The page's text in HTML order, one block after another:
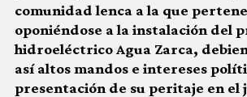
comunidad lenca a la que
oponiéndose a la instalación del
hidroeléctrico Agua Zarca,
así altos mandos e intereses
presentación de su peritaje en el